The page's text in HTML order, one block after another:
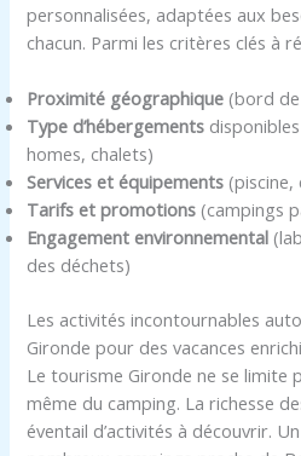
personnalisées, adaptées aux
chacun. Parmi les critères clés à
Proximité géographique (bord
Type d’hébergements
homes, chalets)
Services et équipements
Tarifs et promotions (campings
Engagement environnemental
des déchets)
Les activités incontournables
Gironde pour des vacances
Le tourisme Gironde ne se limite
même du camping. La richesse
éventail d’activités à découvrir.